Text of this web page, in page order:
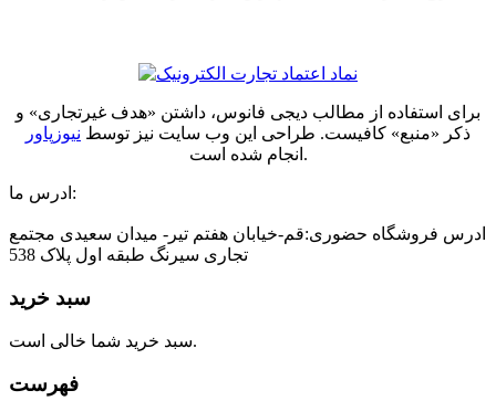
برای استفاده از مطالب دیجی فانوس، داشتن «هدف غیرتجاری» و
ذکر «منبع» کافیست. طراحی این وب سایت نیز توسط نیوزپاور
انجام شده است.
ادرس ما:
ادرس فروشگاه حضوری:قم-خیابان هفتم تیر- میدان سعیدی مجتمع
تجاری سیرنگ طبقه اول پلاک 538
سبد خرید
سبد خرید شما خالی است.
فهرست